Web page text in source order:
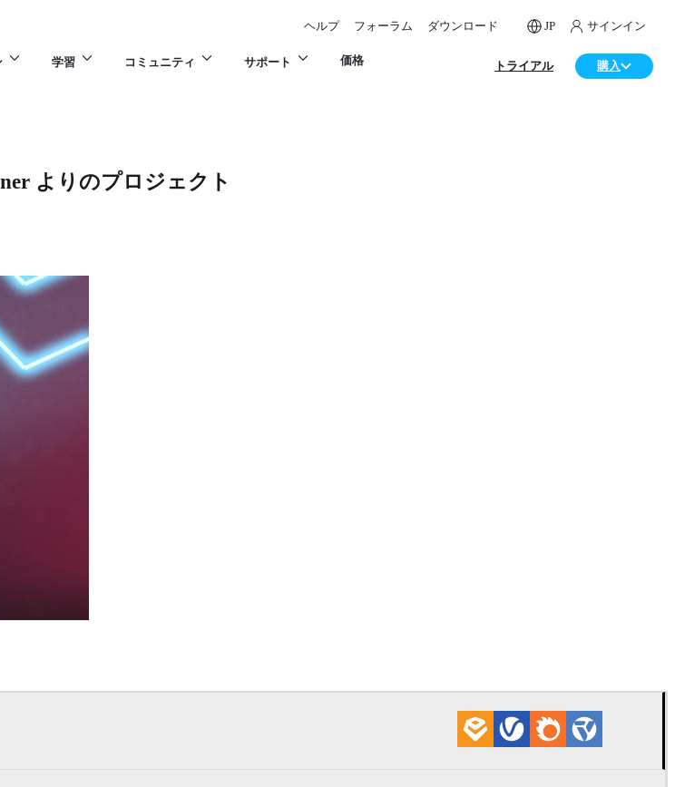
ヘルプ フォーラム ダウンロード JP サインイン
学習 コミュニティ サポート 価格 トライアル 購入
よりのプロジェクト